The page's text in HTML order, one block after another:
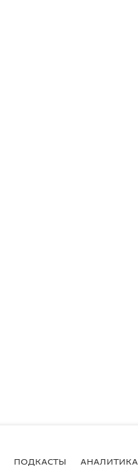
ПОДКАСТЫ АНАЛИТИКА